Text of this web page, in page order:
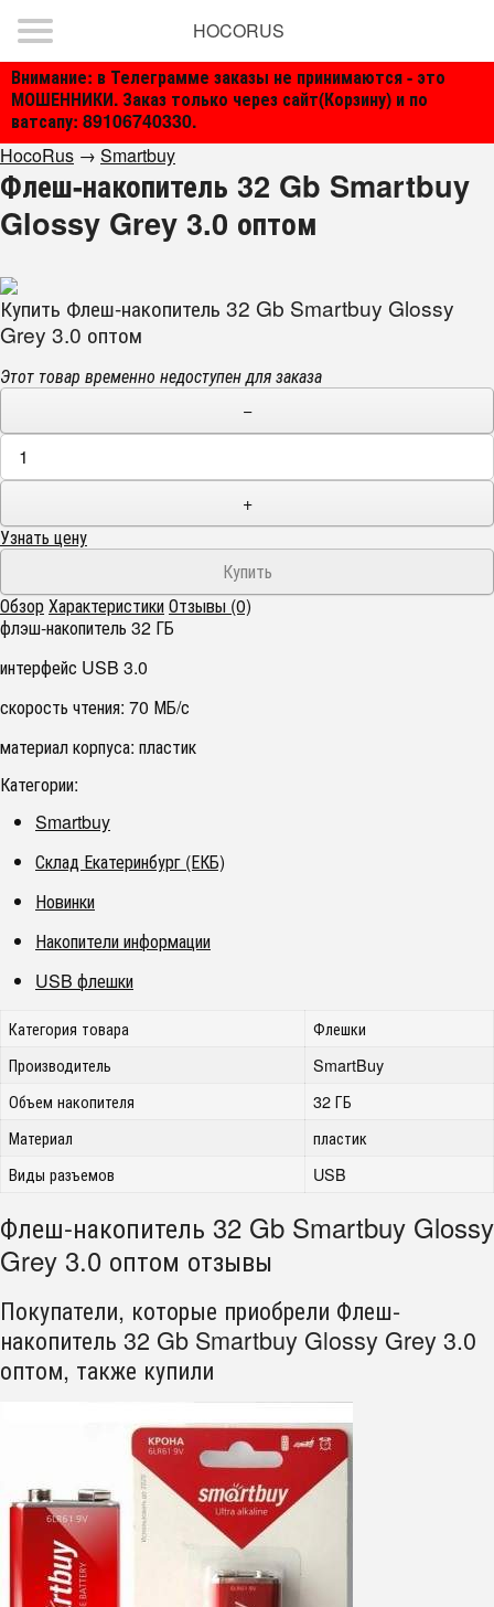
Внимание: в Телеграмме заказы не принимаются - это
МОШЕННИКИ. Заказ только через сайт(Корзину) и по
ватсапу: 89106740330.
HOCORUS
HocoRus → Smartbuy
Флеш-накопитель 32 Gb Smartbuy
Glossy Grey 3.0 оптом
Купить Флеш-накопитель 32 Gb Smartbuy Glossy
Grey 3.0 оптом
Этот товар временно недоступен для заказа
−
+
Узнать цену
ОбзорХарактеристикиОтзывы (0)
флэш-накопитель 32 ГБ
интерфейс USB 3.0
скорость чтения: 70 МБ/с
материал корпуса: пластик
Категории:
Smartbuy
Склад Екатеринбург (ЕКБ)
Новинки
Накопители информации
USB флешки
Категория товара
Флешки
Производитель
SmartBuy
Объем накопителя
32 ГБ
Материал
пластик
Виды разъемов
USB
Флеш-накопитель 32 Gb Smartbuy Glossy
Grey 3.0 оптом отзывы
Покупатели, которые приобрели Флеш-
накопитель 32 Gb Smartbuy Glossy Grey 3.0
оптом, также купили